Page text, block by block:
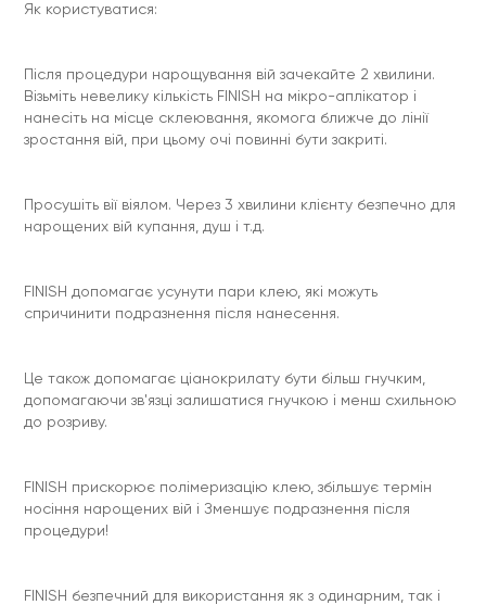
Як користуватися:
Після процедури нарощування вій зачекайте 2 хвилини.
Візьміть невелику кількість FINISH на мікро-аплікатор і
нанесіть на місце склеювання, якомога ближче до лінії
зростання вій, при цьому очі повинні бути закриті.
Просушіть вії віялом. Через 3 хвилини клієнту безпечно для
нарощених вій купання, душ і т.д.
FINISH допомагає усунути пари клею, які можуть
спричинити подразнення після нанесення.
Це також допомагає ціанoкрилату бути більш гнучким,
допомагаючи зв'язці залишатися гнучкою і менш схильною
до розриву.
FINISH прискорює полімеризацію клею, збільшує термін
носіння нарощених вій і Зменшує подразнення після
процедури!
FINISH безпечний для використання як з одинарним, так і